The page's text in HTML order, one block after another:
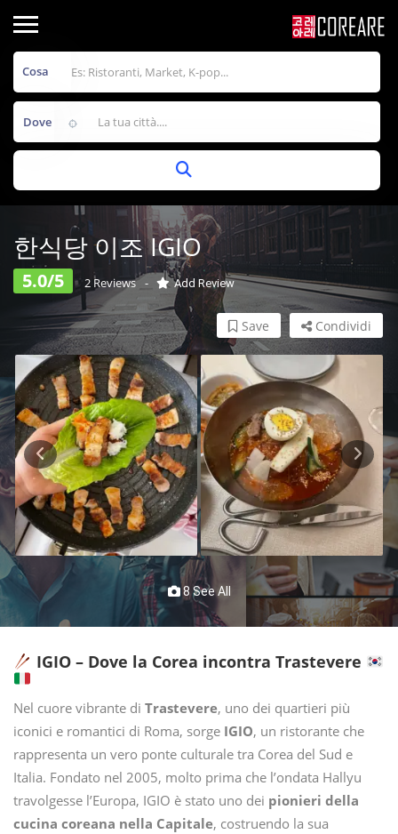
Cosa
Dove
한식당 이조 IGIO
5.0/5 2 Reviews Add Review
Condividi
Save
8 See All
IGIO – Dove la Corea incontra Trastevere
Nel cuore vibrante di Trastevere, uno dei quartieri più
iconici e romantici di Roma, sorge IGIO, un ristorante che
rappresenta un vero ponte culturale tra Corea del Sud e
Italia. Fondato nel 2005, molto prima che l’ondata Hallyu
travolgesse l’Europa, IGIO è stato uno dei pionieri della
cucina coreana nella Capitale, costruendo la sua